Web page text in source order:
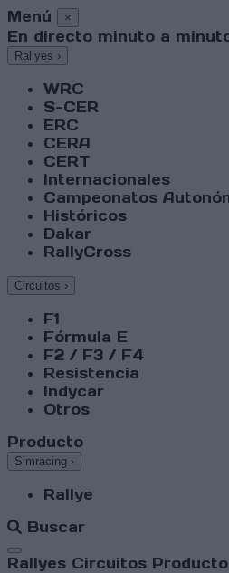
Menú ×
En directo minuto a
Rallyes ›
WRC
S-CER
ERC
CERA
CERT
Internacionales
Campeonatos
Históricos
Dakar
RallyCross
Circuitos ›
F1
Fórmula E
F2 / F3 / F4
Resistencia
Indycar
Otros
Producto
Simracing ›
Rallye
Buscar
Abrir menú
Rallyes Circuitos Producto